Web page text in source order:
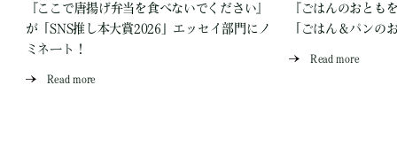
『ここで唐揚げ弁当を食べないでください』
が「SNS推し本大賞2026」エッセイ部門にノ
ミネート！
Read more
『ごはんのおとも
「ごはん＆パンの
Read more